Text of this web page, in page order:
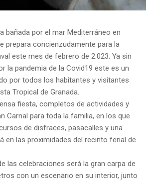
bañada por el mar Mediterráneo en
prepara concienzudamente para la
este mes de febrero de 2.023. Ya sin
la pandemia de la Covid19 este es un
por todos los habitantes y visitantes
Tropical de Granada.
fiesta, completos de actividades y
Carnal para toda la familia, en los que
de disfraces, pasacalles y una
en las proximidades del recinto ferial de
las celebraciones será la gran carpa de
con un escenario en su interior, junto